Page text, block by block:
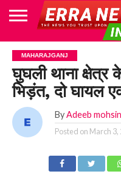
HOME
POLITICS
NEWS
BUSINESS
CULTURE
NATIONAL
SPORTS
LIFESTYLE
TRAVEL
OPINION
BREAKING
NEWS
ENTERTAINMENT
WORLD
CRIME
JOIN
US
MAHARAJGANJ
घुघली थाना क्षेत्र
भिड़ंत, दो घायल
By Adeeb mohsin
Posted on March 3,